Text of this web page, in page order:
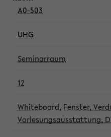
A0-503
UHG
Seminarraum
12
Whiteboard, Fenster,
Vorlesungsausstattung,